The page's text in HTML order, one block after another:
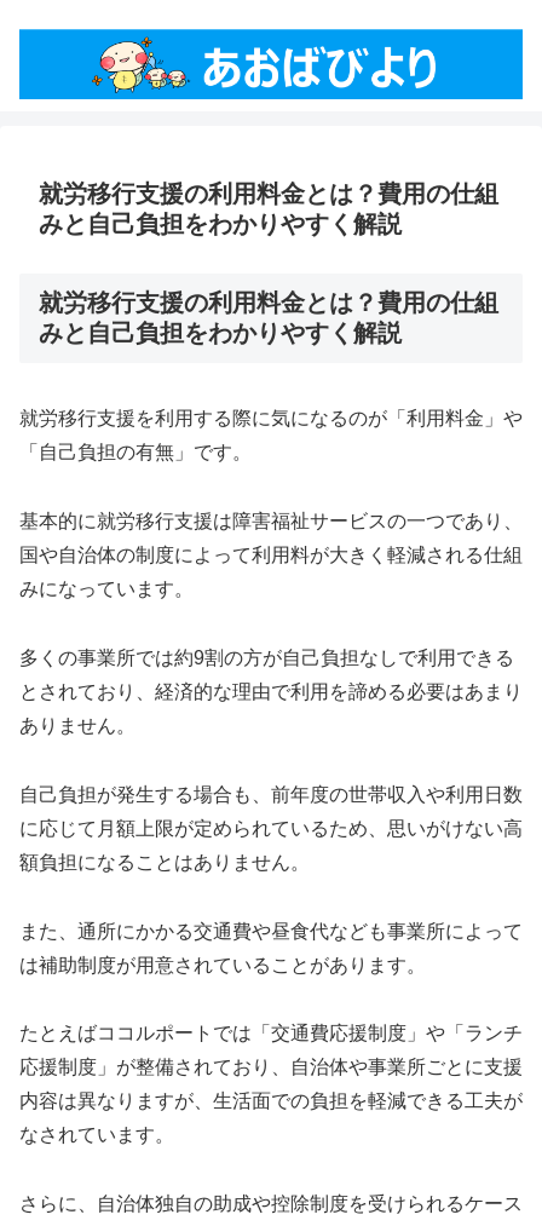
就労移行支援の利用料金とは？費用の仕組
みと自己負担をわかりやすく解説
就労移行支援の利用料金とは？費用の仕組
みと自己負担をわかりやすく解説
就労移行支援を利用する際に気になるのが「利用料金」や
「自己負担の有無」です。
基本的に就労移行支援は障害福祉サービスの一つであり、
国や自治体の制度によって利用料が大きく軽減される仕組
みになっています。
多くの事業所では約9割の方が自己負担なしで利用できる
とされており、経済的な理由で利用を諦める必要はあまり
ありません。
自己負担が発生する場合も、前年度の世帯収入や利用日数
に応じて月額上限が定められているため、思いがけない高
額負担になることはありません。
また、通所にかかる交通費や昼食代なども事業所によって
は補助制度が用意されていることがあります。
たとえばココルポートでは「交通費応援制度」や「ランチ
応援制度」が整備されており、自治体や事業所ごとに支援
内容は異なりますが、生活面での負担を軽減できる工夫が
なされています。
さらに、自治体独自の助成や控除制度を受けられるケース